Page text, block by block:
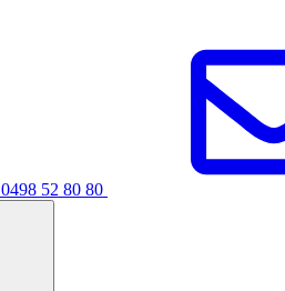
0498 52 80 80